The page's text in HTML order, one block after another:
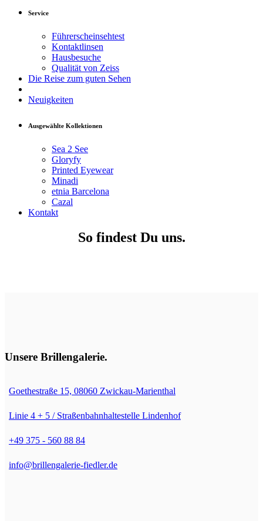
Service
Führerscheinsehtest
Kontaktlinsen
Hausbesuche
Qualität von Zeiss
Die Reise zum guten Sehen
Neuigkeiten
Ausgewählte Kollektionen
Sea 2 See
Gloryfy
Printed Eyewear
Minadi
etnia Barcelona
Cazal
Kontakt
So findest Du uns.
Unsere Brillengalerie.
Goethestraße 15, 08060 Zwickau-Marienthal
Linie 4 + 5 / Straßenbahnhaltestelle Lindenhof
+49 375 - 560 88 84
info@brillengalerie-fiedler.de